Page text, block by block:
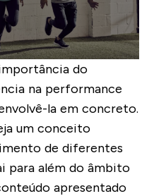
do
na performance
la em concreto.
um conceito
de diferentes
para além do âmbito
apresentado